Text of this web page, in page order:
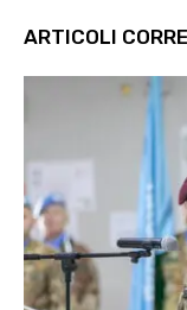
ARTICOLI